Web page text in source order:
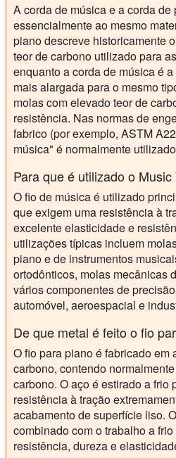
A corda de música e a corda de
essencialmente ao mesmo
piano descreve historicamente
teor de carbono utilizado para
enquanto a corda de música é
mais alargada para o mesmo
molas com elevado teor de
resistência. Nas normas de
fabrico (por exemplo, ASTM
música" é normalmente
Para que é utilizado o Music
O fio de música é utilizado
que exigem uma resistência à
excelente elasticidade e
utilizações típicas incluem
piano e de instrumentos
ortodônticos, molas mecânicas
vários componentes de
automóvel, aeroespacial e
De que metal é feito o fio
O fio para piano é fabricado em
carbono, contendo
carbono. O aço é estirado a frio
resistência à tração
acabamento de superfície liso.
combinado com o trabalho a
resistência, dureza e